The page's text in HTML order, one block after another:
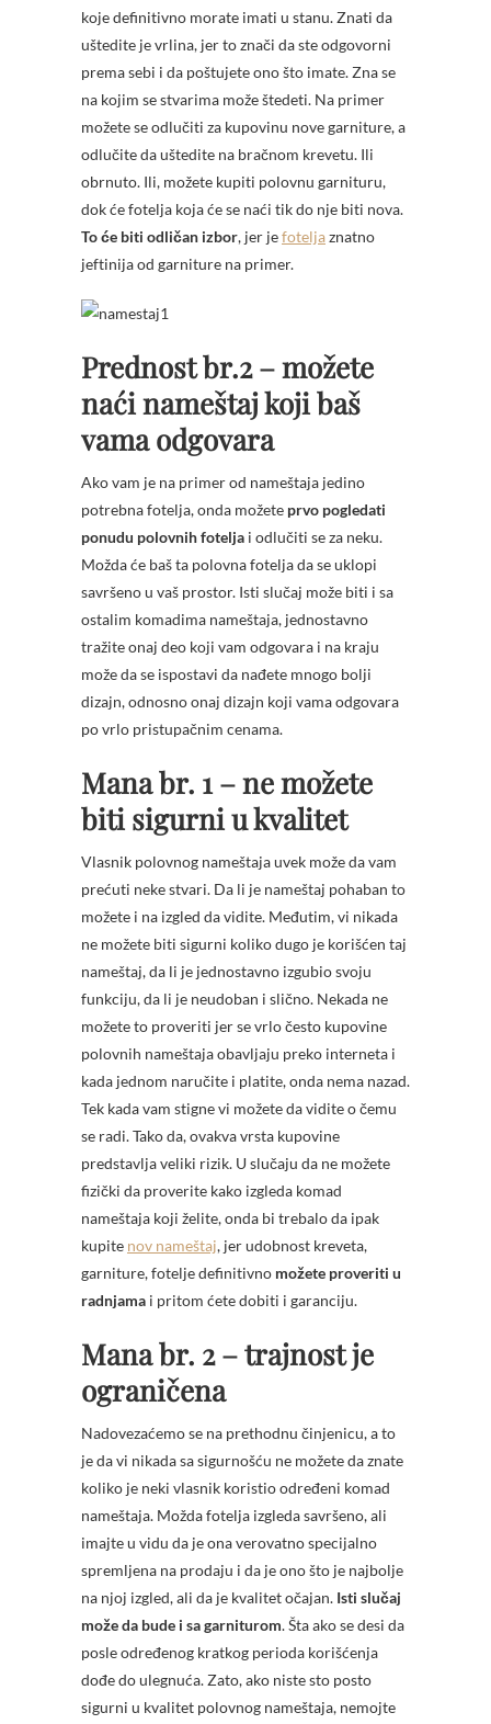
koje definitivno morate imati u stanu. Znati da
uštedite je vrlina, jer to znači da ste odgovorni
prema sebi i da poštujete ono što imate. Zna se
na kojim se stvarima može štedeti. Na primer
možete se odlučiti za kupovinu nove garniture, a
odlučite da uštedite na bračnom krevetu. Ili
obrnuto. Ili, možete kupiti polovnu garnituru,
dok će fotelja koja će se naći tik do nje biti nova.
To će biti odličan izbor, jer jefoteljaznatno
jeftinija od garniture na primer.
Prednost br.2 – možete
naći nameštaj koji baš
vama odgovara
Ako vam je na primer od nameštaja jedino
potrebna fotelja, onda možete prvo pogledati
ponudu polovnih fotelja i odlučiti se za neku.
Možda će baš ta polovna fotelja da se uklopi
savršeno u vaš prostor. Isti slučaj može biti i sa
ostalim komadima nameštaja, jednostavno
tražite onaj deo koji vam odgovara i na kraju
može da se ispostavi da nađete mnogo bolji
dizajn, odnosno onaj dizajn koji vama odgovara
po vrlo pristupačnim cenama.
Mana br. 1 – ne možete
biti sigurni u kvalitet
Vlasnik polovnog nameštaja uvek može da vam
prećuti neke stvari. Da li je nameštaj pohaban to
možete i na izgled da vidite. Međutim, vi nikada
ne možete biti sigurni koliko dugo je korišćen taj
nameštaj, da li je jednostavno izgubio svoju
funkciju, da li je neudoban i slično. Nekada ne
možete to proveriti jer se vrlo često kupovine
polovnih nameštaja obavljaju preko interneta i
kada jednom naručite i platite, onda nema nazad.
Tek kada vam stigne vi možete da vidite o čemu
se radi. Tako da, ovakva vrsta kupovine
predstavlja veliki rizik. U slučaju da ne možete
fizički da proverite kako izgleda komad
nameštaja koji želite, onda bi trebalo da ipak
kupite nov nameštaj, jer udobnost kreveta,
garniture, fotelje definitivno možete proveriti u
radnjama i pritom ćete dobiti i garanciju.
Mana br. 2 – trajnost je
ograničena
Nadovezaćemo se na prethodnu činjenicu, a to
je da vi nikada sa sigurnošću ne možete da znate
koliko je neki vlasnik koristio određeni komad
nameštaja. Možda fotelja izgleda savršeno, ali
imajte u vidu da je ona verovatno specijalno
spremljena na prodaju i da je ono što je najbolje
na njoj izgled, ali da je kvalitet očajan. Isti slučaj
može da bude i sa garniturom. Šta ako se desi da
posle određenog kratkog perioda korišćenja
dođe do ulegnuća. Zato, ako niste sto posto
sigurni u kvalitet polovnog nameštaja, nemojte